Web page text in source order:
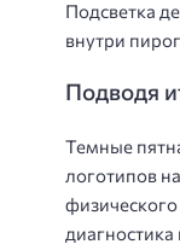
Подсветка
внутри
Подводя
Темные
логотипов